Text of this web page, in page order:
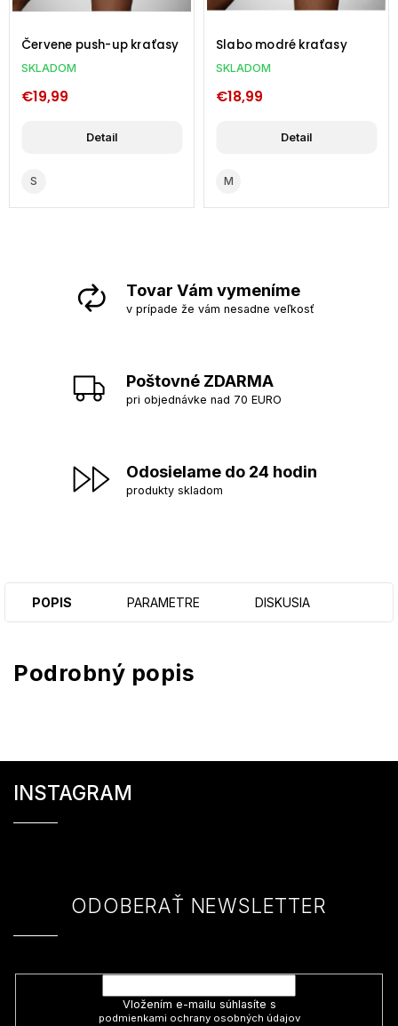
Červene push-up kraťasy
SKLADOM
€19,99
Detail
S
Slabo modré kraťasy
SKLADOM
€18,99
Detail
M
Tovar Vám vymeníme
v prípade že vám nesadne veľkosť
Poštovné ZDARMA
pri objednávke nad 70 EURO
Odosielame do 24 hodin
produkty skladom
POPIS PARAMETRE DISKUSIA
Podrobný popis
INSTAGRAM
ODOBERAŤ NEWSLETTER
Vložením e-mailu súhlasíte s
podmienkami ochrany osobných údajov